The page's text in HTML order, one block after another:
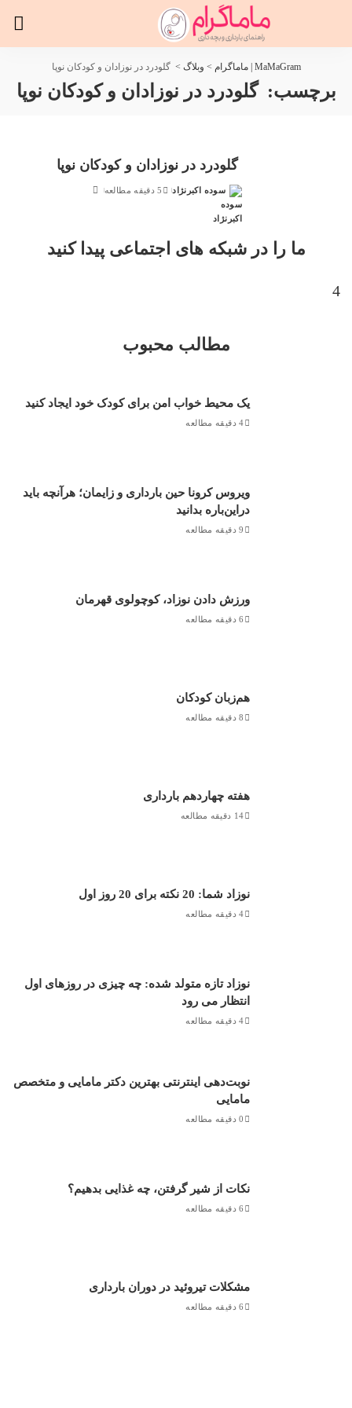
MaMaGram | ماماگرام > وبلاگ > گلودرد در نوزادان و کودکان نوپا
برچسب: گلودرد در نوزادان و کودکان نوپا
گلودرد در نوزادان و کودکان نوپا
ارسال
شده
توسط
سوده اکبرنژاد 5 دقیقه مطالعه
ما را در شبکه های اجتماعی پیدا کنید
مطالب محبوب
یک محیط خواب امن برای کودک خود ایجاد کنید
4 دقیقه مطالعه
ویروس کرونا حین بارداری و زایمان؛ هرآنچه باید
دراین‌باره بدانید
9 دقیقه مطالعه
ورزش دادن نوزاد، کوچولوی قهرمان
6 دقیقه مطالعه
هم‌زبان کودکان
8 دقیقه مطالعه
هفته چهاردهم بارداری
14 دقیقه مطالعه
نوزاد شما: 20 نکته برای 20 روز اول
4 دقیقه مطالعه
نوزاد تازه متولد شده: چه چیزی در روزهای اول
انتظار می رود
4 دقیقه مطالعه
نوبت‌دهی اینترنتی بهترین دکتر مامایی و متخصص
مامایی
0 دقیقه مطالعه
نکات از شیر گرفتن، چه غذایی بدهیم؟
6 دقیقه مطالعه
مشکلات تیروئید در دوران بارداری
6 دقیقه مطالعه